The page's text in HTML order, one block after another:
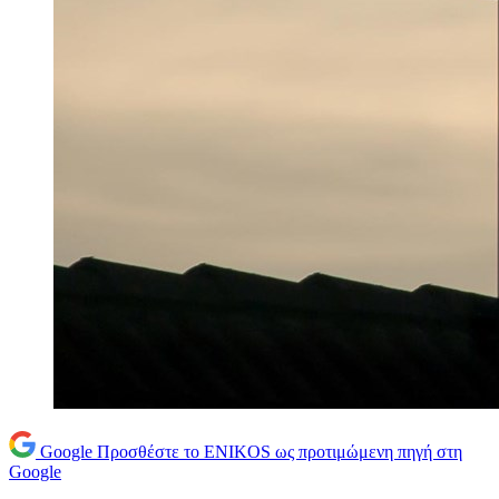
Google Προσθέστε το ENIKOS ως προτιμώμενη πηγή στη
Google